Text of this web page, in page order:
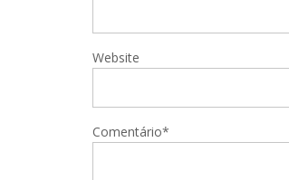
Website
Comentário*